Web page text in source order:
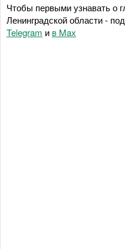
Чтобы первыми узнавать о
Ленинградской области -
Telegram и в Maх